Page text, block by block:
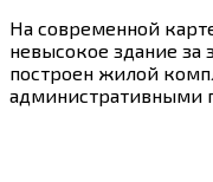
На современной
невысокое здание за
построен жилой
административными